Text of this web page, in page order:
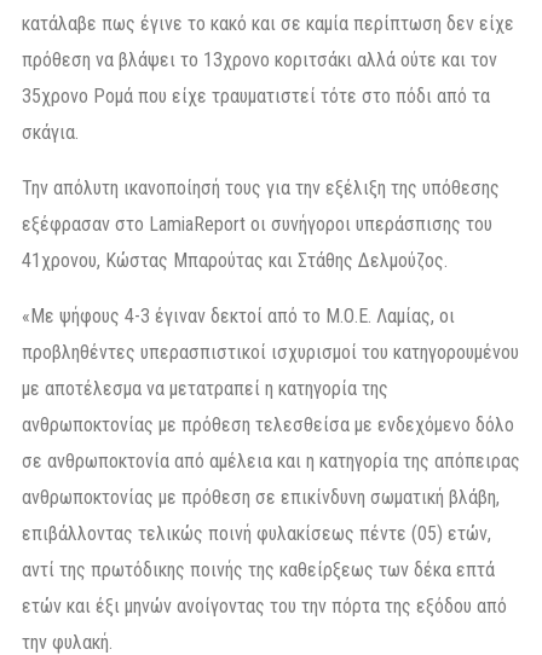
κατάλαβε πως έγινε το κακό και σε καμία περίπτωση δεν είχε
πρόθεση να βλάψει το 13χρονο κοριτσάκι αλλά ούτε και τον
35χρονο Ρομά που είχε τραυματιστεί τότε στο πόδι από τα
σκάγια.
Την απόλυτη ικανοποίησή τους για την εξέλιξη της υπόθεσης
εξέφρασαν στο LamiaReport οι συνήγοροι υπεράσπισης του
41χρονου, Κώστας Μπαρούτας και Στάθης Δελμούζος.
«Με ψήφους 4-3 έγιναν δεκτοί από το Μ.Ο.Ε. Λαμίας, οι
προβληθέντες υπερασπιστικοί ισχυρισμοί του κατηγορουμένου
με αποτέλεσμα να μετατραπεί η κατηγορία της
ανθρωποκτονίας με πρόθεση τελεσθείσα με ενδεχόμενο δόλο
σε ανθρωποκτονία από αμέλεια και η κατηγορία της απόπειρας
ανθρωποκτονίας με πρόθεση σε επικίνδυνη σωματική βλάβη,
επιβάλλοντας τελικώς ποινή φυλακίσεως πέντε (05) ετών,
αντί της πρωτόδικης ποινής της καθείρξεως των δέκα επτά
ετών και έξι μηνών ανοίγοντας του την πόρτα της εξόδου από
την φυλακή.